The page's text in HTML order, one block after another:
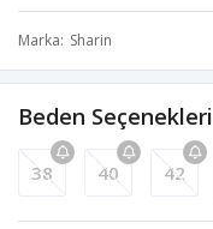
Marka Sharin
Beden Seçenekleri
38 40 42